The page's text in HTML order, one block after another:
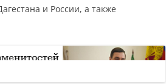
и России, а также